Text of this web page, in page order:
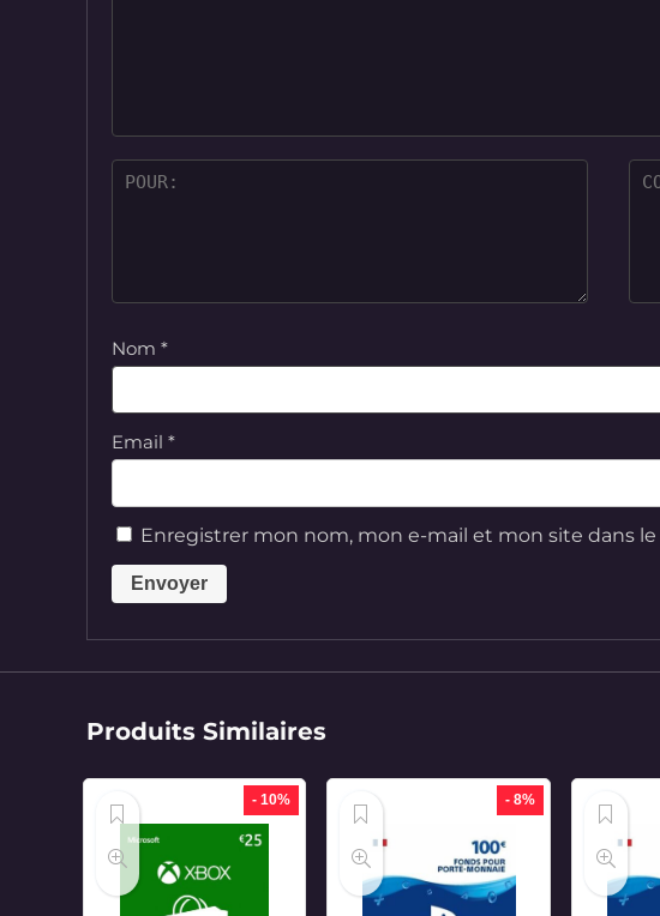
Nom *
Email *
Enregistrer mon nom, mon e-mail et mon site dans
Produits Similaires
- 10% - 8%